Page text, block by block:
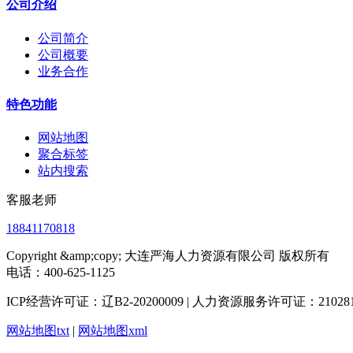
公司介绍
公司简介
公司概要
业务合作
特色功能
网站地图
聚合标签
站内搜索
客服老师
18841170818
Copyright &amp;copy; 大连严海人力资源有限公司 版权所有
电话：400-625-1125
ICP经营许可证：辽B2-20200009 | 人力资源服务许可证：
网站地图txt | 网站地图xml